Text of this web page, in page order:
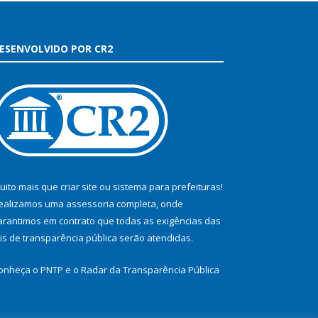
POR CR2
mais que criar site ou sistema para prefeituras!
uma assessoria completa, onde
em contrato que todas as exigências das
de transparência pública serão atendidas.
o PNTP e o Radar da Transparência Pública